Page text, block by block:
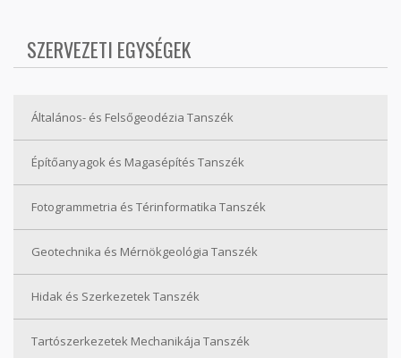
SZERVEZETI EGYSÉGEK
Általános- és Felsőgeodézia Tanszék
Építőanyagok és Magasépítés Tanszék
Fotogrammetria és Térinformatika Tanszék
Geotechnika és Mérnökgeológia Tanszék
Hidak és Szerkezetek Tanszék
Tartószerkezetek Mechanikája Tanszék